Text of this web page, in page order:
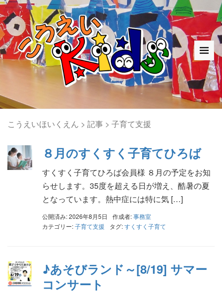
こうえいほいくえん > 記事 > 子育て支援
８月のすくすく子育てひろば
すくすく子育てひろば会員様 ８月の予定をお知
らせします。35度を超える日が増え、酷暑の夏
となっています。熱中症には特に気 […]
公開済み: 2026年8月5日 作成者:事務室
カテゴリー:子育て支援 タグ:すくすく子育て
♪あそびランド～[8/19] サマー
コンサート